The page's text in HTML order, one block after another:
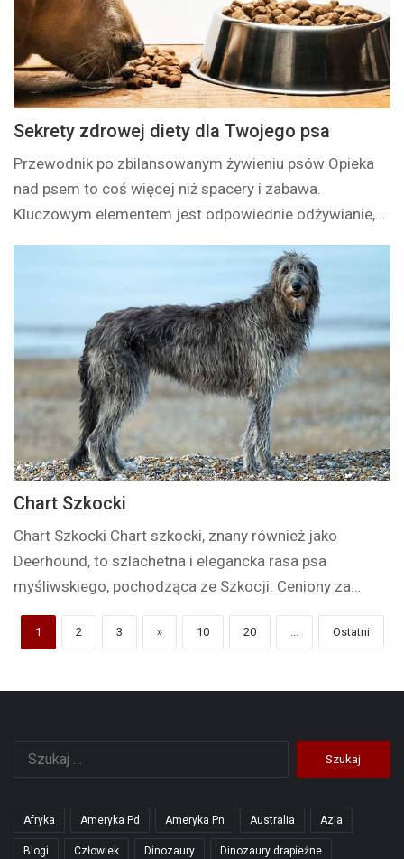
Sekrety zdrowej diety dla Twojego psa
Przewodnik po zbilansowanym żywieniu psów Opieka
nad psem to coś więcej niż spacery i zabawa.
Kluczowym elementem jest odpowiednie odżywianie,…
Chart Szkocki
Chart Szkocki Chart szkocki, znany również jako
Deerhound, to szlachetna i elegancka rasa psa
myśliwskiego, pochodząca ze Szkocji. Ceniony za…
1 2 3 » 10 20 ... Ostatni
Afryka Ameryka Pd Ameryka Pn Australia Azja
Blogi Człowiek Dinozaury Dinozaury drapieżne